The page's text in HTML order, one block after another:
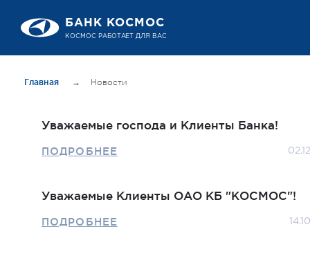
БАНК КОСМОС
Главная → Новости
Уважаемые господа и Клиенты Банка!
ПОДРОБНЕЕ
Уважаемые Клиенты ОАО КБ "КОСМОС"!
ПОДРОБНЕЕ